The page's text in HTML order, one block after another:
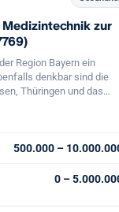
ein Umfeld, in dem
kann.
Bayern, Baden-
Hessen; interessante
Medizintechnik zur
Region Bayern ein
denkbar sind die
Thüringen und das
Unternehmen sollte aus
an
Branchen: - Herstellung
im
500.000 –
0 –